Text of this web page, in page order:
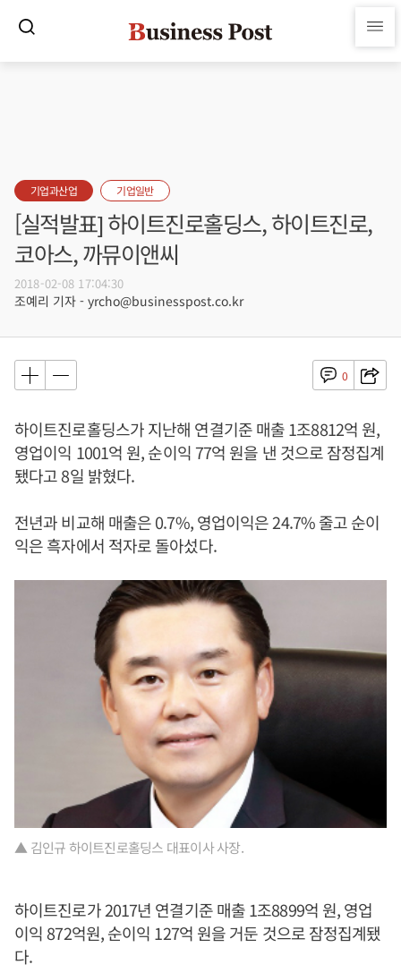
기업과산업 기업일반
[실적발표] 하이트진로홀딩스, 하이트진로,
코아스, 까뮤이앤씨
2018-02-08 17:04:30
조예리 기자 - yrcho@businesspost.co.kr
0
하이트진로홀딩스가 지난해 연결기준 매출 1조8812억 원,
영업이익 1001억 원, 순이익 77억 원을 낸 것으로 잠정집계
됐다고 8일 밝혔다.
전년과 비교해 매출은 0.7%, 영업이익은 24.7% 줄고 순이
익은 흑자에서 적자로 돌아섰다.
▲ 김인규 하이트진로홀딩스 대표이사 사장.
하이트진로가 2017년 연결기준 매출 1조8899억 원, 영업
이익 872억원, 순이익 127억 원을 거둔 것으로 잠정집계됐
다.